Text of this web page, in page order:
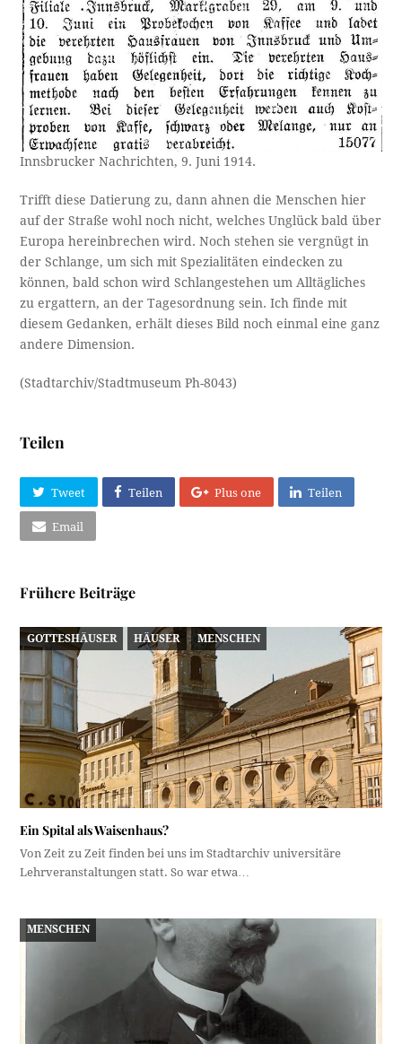
Innsbrucker Nachrichten, 9. Juni 1914.
Trifft diese Datierung zu, dann ahnen die Menschen hier
auf der Straße wohl noch nicht, welches Unglück bald über
Europa hereinbrechen wird. Noch stehen sie vergnügt in
der Schlange, um sich mit Spezialitäten eindecken zu
können, bald schon wird Schlangestehen um Alltägliches
zu ergattern, an der Tagesordnung sein. Ich finde mit
diesem Gedanken, erhält dieses Bild noch einmal eine ganz
andere Dimension.
(Stadtarchiv/Stadtmuseum Ph-8043)
Teilen
Tweet Teilen Plus one Teilen
Email
Frühere Beiträge
GOTTESHÄUSER HÄUSER MENSCHEN
Ein Spital als Waisenhaus?
Von Zeit zu Zeit finden bei uns im Stadtarchiv universitäre
Lehrveranstaltungen statt. So war etwa…
MENSCHEN